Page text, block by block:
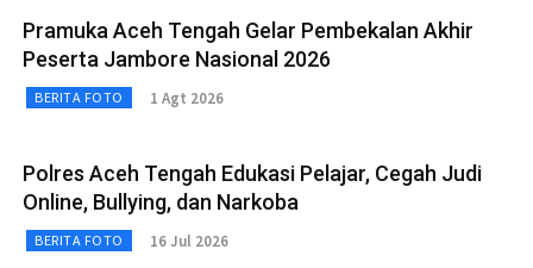
Pramuka Aceh Tengah Gelar Pembekalan Akhir
Peserta Jambore Nasional 2026
BERITA FOTO 1 Agt 2026
Polres Aceh Tengah Edukasi Pelajar, Cegah Judi
Online, Bullying, dan Narkoba
BERITA FOTO 16 Jul 2026